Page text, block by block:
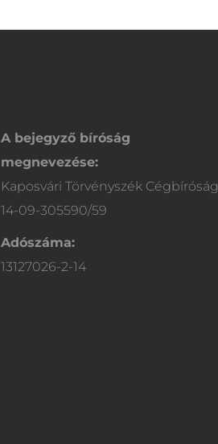
A bejegyző bíróság
megnevezése:
Kaposvári Törvényszék Cégbíróság
14-09-305590/59
Adószáma:
13127026-2-14